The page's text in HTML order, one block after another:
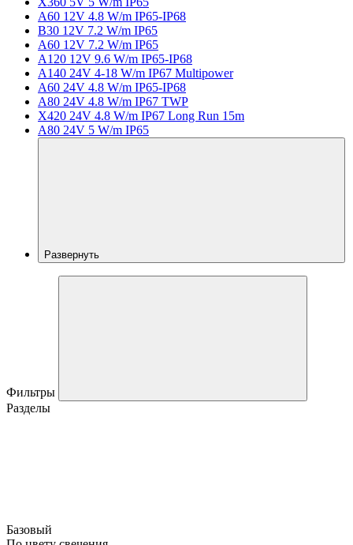
A60 12V 4.8 W/m IP65-IP68
B30 12V 7.2 W/m IP65
A60 12V 7.2 W/m IP65
A120 12V 9.6 W/m IP65-IP68
A140 24V 4-18 W/m IP67 Multipower
A60 24V 4.8 W/m IP65-IP68
A80 24V 4.8 W/m IP67 TWP
X420 24V 4.8 W/m IP67 Long Run 15m
A80 24V 5 W/m IP65
Развернуть
Фильтры
Разделы
Базовый